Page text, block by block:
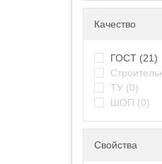
Качество
ГОСТ (21)
ТУ (0)
ШОП (0)
Свойства